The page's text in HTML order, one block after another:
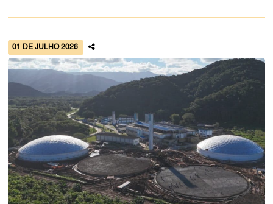
01 DE JULHO 2026